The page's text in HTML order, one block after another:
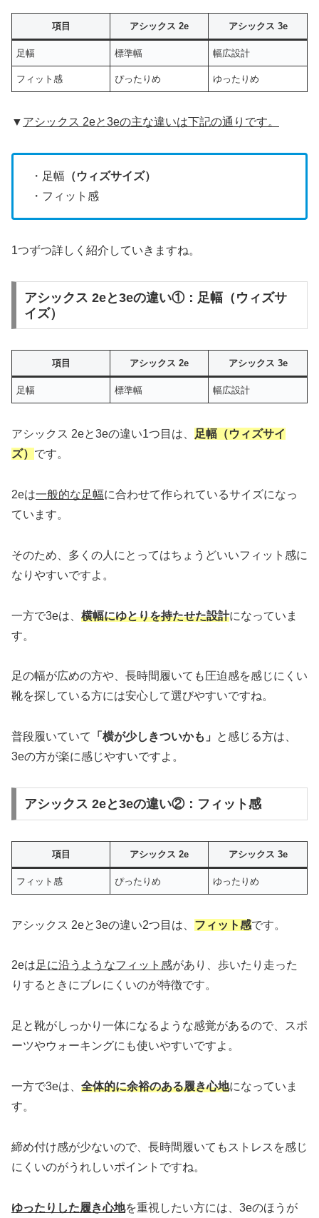
項目 アシックス 2e アシックス 3e
足幅 標準幅 幅広設計
フィット感 ぴったりめ ゆったりめ
▼ アシックス 2eと3eの主な違いは下記の通りです。
・足幅 （ウィズサイズ）
・フィット感
1つずつ詳しく紹介していきますね。
アシックス 2eと3eの違い①：足幅（ウィズサ
イズ）
項目 アシックス 2e アシックス 3e
足幅 標準幅 幅広設計
アシックス 2eと3eの違い1つ目は、
足幅（ウィズサイ
ズ） です。
2eは一般的な足幅に合わせて作られているサイズになっ
ています。
そのため、多くの人にとってはちょうどいいフィット感に
なりやすいですよ。
一方で3eは、 横幅にゆとりを持たせた設計になっていま
す。
足の幅が広めの方や、長時間履いても圧迫感を感じにくい
靴を探している方には安心して選びやすいですね。
普段履いていて 「横が少しきついかも」
と感じる方は、
3eの方が楽に感じやすいですよ。
アシックス 2eと3eの違い②：フィット感
項目 アシックス 2e アシックス 3e
フィット感 ぴったりめ ゆったりめ
アシックス 2eと3eの違い2つ目は、 フィット感です。
2eは足に沿うようなフィット感があり、歩いたり走った
りするときにブレにくいのが特徴です。
足と靴がしっかり一体になるような感覚があるので、スポ
ーツやウォーキングにも使いやすいですよ。
一方で3eは、 全体的に余裕のある履き心地になっていま
す。
締め付け感が少ないので、長時間履いてもストレスを感じ
にくいのがうれしいポイントですね。
ゆったりした履き心地を重視したい方には、3eのほうが